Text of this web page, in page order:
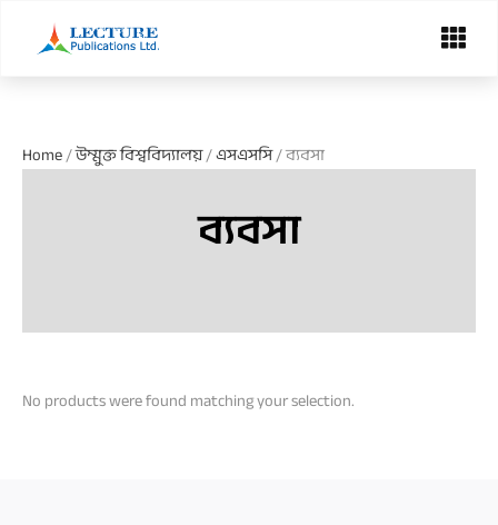
Menu
Home/উম্মুক্ত বিশ্ববিদ্যালয়/এসএসসি/ ব্যবসা
ব্যবসা
No products were found matching your selection.